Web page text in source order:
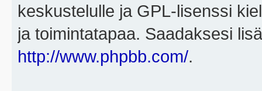
keskustelulle ja GPL-lisenssi
ja toimintatapaa. Saadaksesi
http://www.phpbb.com/.